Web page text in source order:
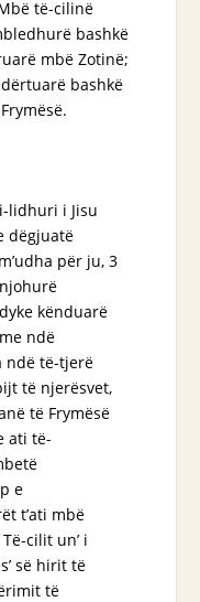
të-cilinë
bashkë
mbë Zotinë;
bashkë
i-lidhuri i Jisu
dëgjuatë
për ju, 3
kënduarë
ndë
ndë të-tjerë
të njerësvet,
të Frymësë
ati të-
e
t’ati mbë
cilit un’ i
së hirit të
të